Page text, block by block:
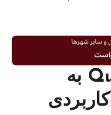
ترجمه کلمه Quality به